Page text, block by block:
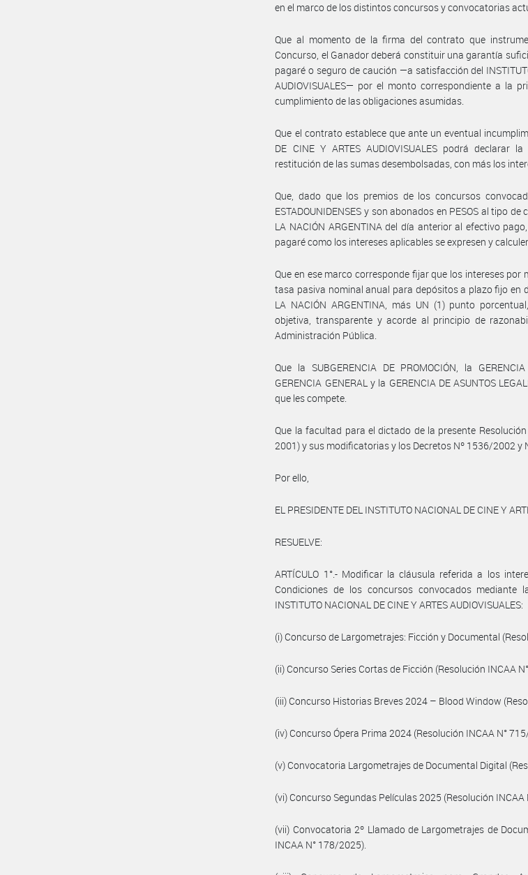
en el marco de los distintos concursos y convocatorias
Que al momento de la firma del contrato que
Concurso, el Ganador deberá constituir una garantía
pagaré o seguro de caución —a satisfacción del
AUDIOVISUALES— por el monto correspondiente a la
cumplimiento de las obligaciones asumidas.
Que el contrato establece que ante un eventual
DE CINE Y ARTES AUDIOVISUALES podrá declarar
restitución de las sumas desembolsadas, con más los
Que, dado que los premios de los concursos
ESTADOUNIDENSES y son abonados en PESOS al tipo
LA NACIÓN ARGENTINA del día anterior al efectivo
pagaré como los intereses aplicables se expresen y
Que en ese marco corresponde fijar que los intereses por
tasa pasiva nominal anual para depósitos a plazo fijo en
LA NACIÓN ARGENTINA, más UN (1) punto
objetiva, transparente y acorde al principio de
Administración Pública.
Que la SUBGERENCIA DE PROMOCIÓN, la
GERENCIA GENERAL y la GERENCIA DE ASUNTOS
que les compete.
Que la facultad para el dictado de la presente
2001) y sus modificatorias y los Decretos Nº 1536/2002 y
Por ello,
EL PRESIDENTE DEL INSTITUTO NACIONAL DE CINE Y
RESUELVE:
ARTÍCULO 1°.- Modificar la cláusula referida a los
Condiciones de los concursos convocados mediante
INSTITUTO NACIONAL DE CINE Y ARTES AUDIOVISUALES:
(i) Concurso de Largometrajes: Ficción y Documental
(ii) Concurso Series Cortas de Ficción (Resolución INCAA
(iii) Concurso Historias Breves 2024 – Blood Window
(iv) Concurso Ópera Prima 2024 (Resolución INCAA N°
(v) Convocatoria Largometrajes de Documental Digital
(vi) Concurso Segundas Películas 2025 (Resolución INCAA
(vii) Convocatoria 2º Llamado de Largometrajes de
INCAA N° 178/2025).